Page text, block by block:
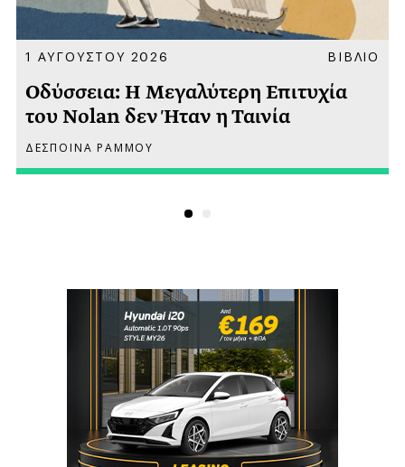
1 ΑΥΓΟΥΣΤΟΥ 2026 ΒΙΒΛΙΟ
Οδύσσεια: Η Μεγαλύτερη Επιτυχία
του Nolan δεν Ήταν η Ταινία
ΔΕΣΠΟΙΝΑ ΡΑΜΜΟΥ